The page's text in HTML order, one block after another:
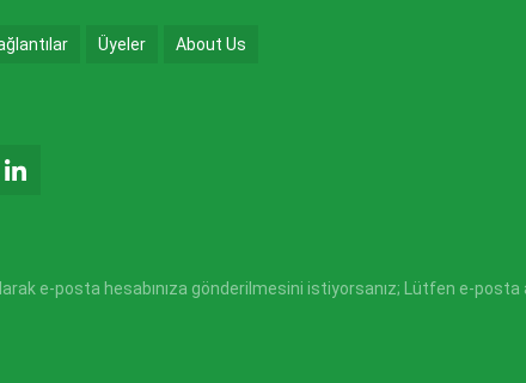
Üyeler About Us
e-posta hesabınıza gönderilmesini istiyorsanız; Lütfen e-